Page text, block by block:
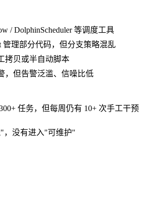
/ DolphinScheduler 等调度工具
管理部分代码，但分支策略混乱
拷贝或半自动脚本
，但告警泛滥、信噪比低
任务，但每周仍有 10+ 次手工干预
，没有进入"可维护"